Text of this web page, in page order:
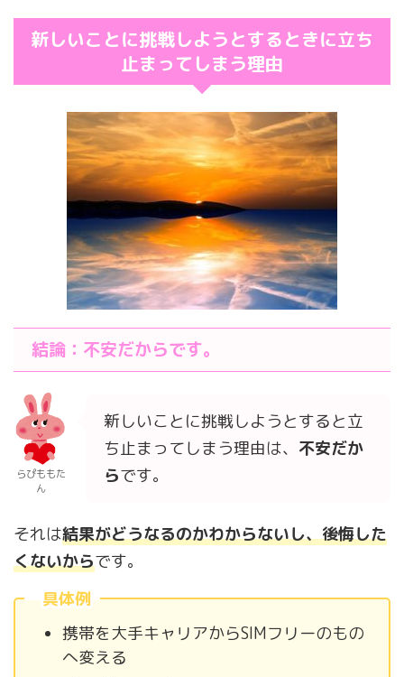
新しいことに挑戦しようとするときに立ち
止まってしまう理由
結論：不安だからです。
らぴももた
ん
新しいことに挑戦しようとすると立
ち止まってしまう理由は、 不安だか
らです。
それは結果がどうなるのかわからないし、後悔した
くないからです。
具体例
携帯を大手キャリアからSIMフリーのもの
へ変える